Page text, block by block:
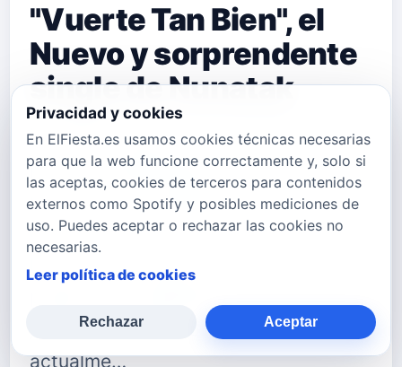
"Vuerte Tan Bien", el
Nuevo y sorprendente
single de Nunatak
Nunatak vuelve a los escenarios
presentando&nbsp;Verte tan bien, un
nuevo y sorprendente tema, que
cuenta con la producción de Paco
Loco, y que estará en todas las
jueves 2 de junio. La banda está
actualme…
Privacidad y cookies
En ElFiesta.es usamos cookies técnicas necesarias
para que la web funcione correctamente y, solo si
las aceptas, cookies de terceros para contenidos
externos como Spotify y posibles mediciones de
uso. Puedes aceptar o rechazar las cookies no
necesarias.
Leer política de cookies
Rechazar Aceptar